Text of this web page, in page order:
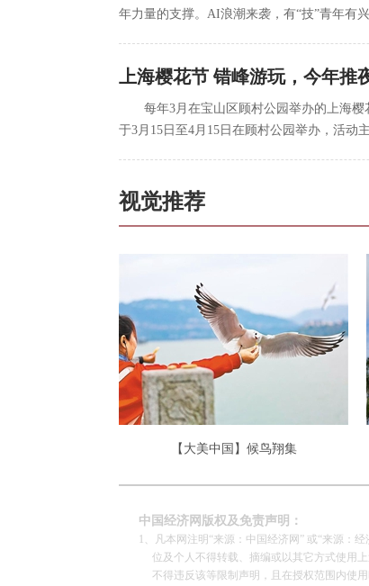
年力量的支撑。AI浪潮来袭，有“技”青年有
上海樱花节 错峰游玩，今年推
每年3月在宝山区顾村公园举办的上海
于3月15日至4月15日在顾村公园举办，活动
视觉推荐
【大美中国】候鸟翔集
中国经济网版权及免责声明：
1、凡本网注明“来源：中国经济网” 或“来源：
位及个人不得转载、摘编或以其它方式使用上
不得违反该等限制声明，且在授权范围内使用